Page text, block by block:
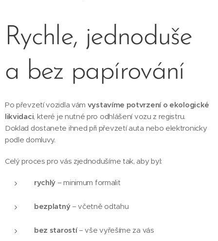
Rychle, jednoduše
a bez papírování
Po převzetí vozidla vám vystavíme potvrzení o ekologické
likvidaci, které je nutné pro odhlášení vozu z registru.
Doklad dostanete ihned při převzetí auta nebo elektronicky
podle domluvy.
Celý proces pro vás zjednodušíme tak, aby byl:
rychlý – minimum formalit
bezplatný– včetně odtahu
bez starostí– vše vyřešíme za vás